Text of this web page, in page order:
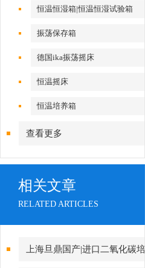
恒温恒湿箱|恒温恒湿试验箱
振荡保存箱
德国ika振荡摇床
恒温摇床
恒温培养箱
查看更多
相关文章
RELATED ARTICLES
上海旦鼎国产|进口二氧化碳培